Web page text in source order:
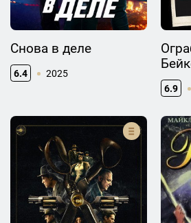
Снова в деле
6.4 2025
6.9